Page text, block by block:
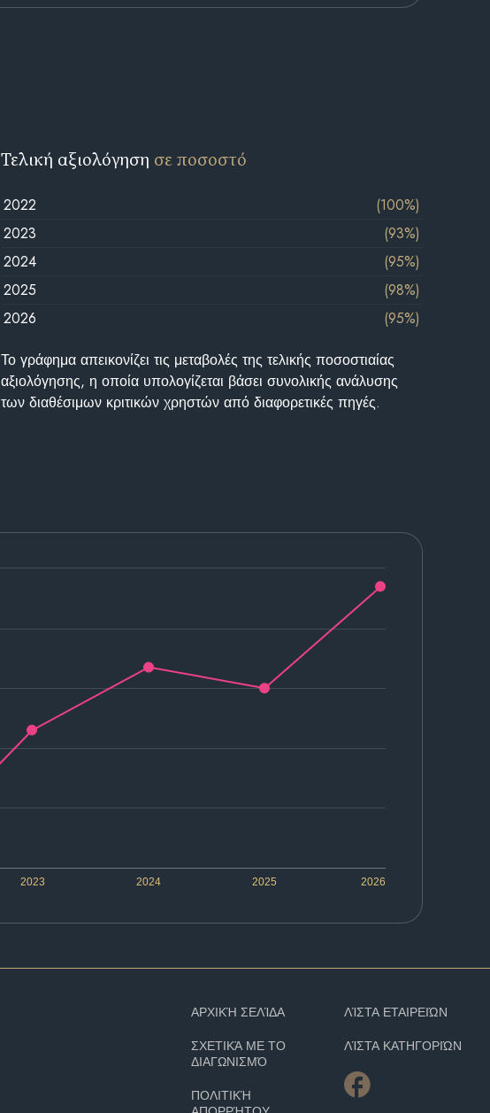
Τελική αξιολόγηση σε ποσοστό
2022
(100%)
2023
(93%)
2024
(95%)
2025
(98%)
2026
(95%)
Το γράφημα απεικονίζει τις μεταβολές της τελικής ποσοστιαίας
αξιολόγησης, η οποία υπολογίζεται βάσει συνολικής ανάλυσης
των διαθέσιμων κριτικών χρηστών από διαφορετικές πηγές.
2023 2024 2025 2026
ΑΡΧΙΚΉ ΣΕΛΊΔΑ
ΣΧΕΤΙΚΆ ΜΕ ΤΟ
ΔΙΑΓΩΝΙΣΜΌ
ΠΟΛΙΤΙΚΉ
ΛΊΣΤΑ ΕΤΑΙΡΕΙΏΝ
ΛΊΣΤΑ ΚΑΤΗΓΟΡΙΏΝ